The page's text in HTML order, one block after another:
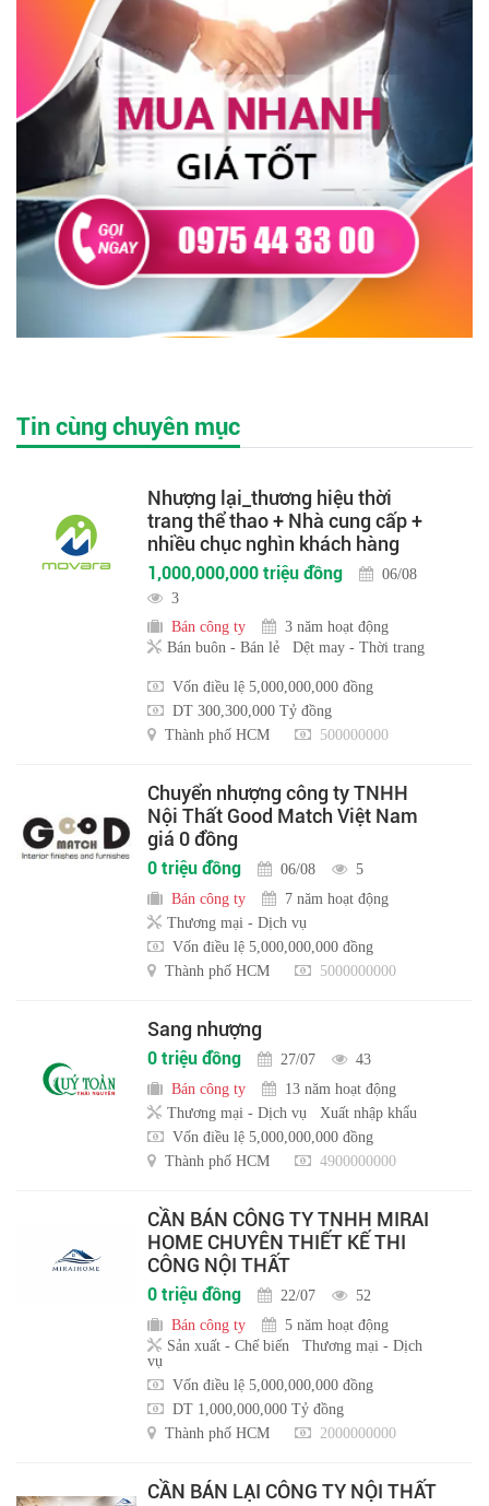
Tin cùng chuyên mục
Nhượng lại_thương hiệu thời
trang thể thao + Nhà cung cấp +
nhiều chục nghìn khách hàng
1,000,000,000 triệu đồng
06/08
3
Bán công ty
3 năm hoạt động
Bán buôn - Bán lẻ
Dệt may - Thời trang
Vốn điều lệ 5,000,000,000 đồng
DT 300,300,000 Tỷ đồng
Thành phố HCM
500000000
Chuyển nhượng công ty TNHH
Nội Thất Good Match Việt Nam
giá 0 đồng
0 triệu đồng 06/08
5
Bán công ty
7 năm hoạt động
Thương mại - Dịch vụ
Vốn điều lệ 5,000,000,000 đồng
Thành phố HCM
5000000000
Sang nhượng
0 triệu đồng 27/07
43
Bán công ty
13 năm hoạt động
Thương mại - Dịch vụ
Xuất nhập khẩu
Vốn điều lệ 5,000,000,000 đồng
Thành phố HCM
4900000000
CẦN BÁN CÔNG TY TNHH MIRAI
HOME CHUYÊN THIẾT KẾ THI
CÔNG NỘI THẤT
0 triệu đồng 22/07
52
Bán công ty
5 năm hoạt động
Sản xuất - Chế biến
Thương mại - Dịch
vụ
Vốn điều lệ 5,000,000,000 đồng
DT 1,000,000,000 Tỷ đồng
Thành phố HCM
2000000000
CẦN BÁN LẠI CÔNG TY NỘI THẤT